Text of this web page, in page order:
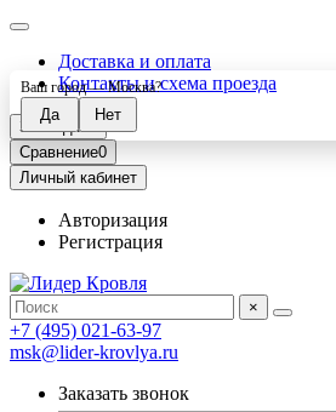
Доставка и оплата
Контакты и схема проезда
Закладки0
Сравнение0
Личный кабинет
Авторизация
Регистрация
×
+7 (495) 021-63-97
msk@lider-krovlya.ru
Заказать звонок
Ваш город —Москва?